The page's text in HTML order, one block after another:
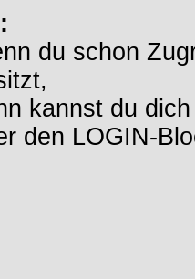
du schon
kannst du
den LOGIN-